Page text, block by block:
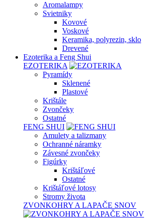
Aromalampy
Svietniky
Kovové
Voskové
Keramika, polyrezin, sklo
Drevené
Ezoterika a Feng Shui
EZOTERIKA
Pyramídy
Sklenené
Plastové
Krištále
Zvončeky
Ostatné
FENG SHUI
Amulety a talizmany
Ochranné náramky
Závesné zvončeky
Figúrky
Krištáľové
Ostatné
Krištáľové lotosy
Stromy života
ZVONKOHRY A LAPAČE SNOV